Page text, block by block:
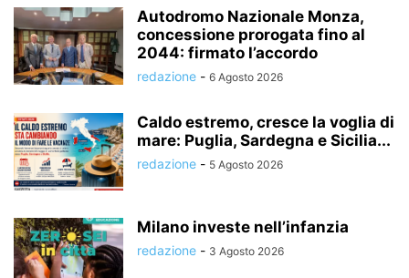
Autodromo Nazionale Monza,
concessione prorogata fino al
2044: firmato l’accordo
redazione - 6 Agosto 2026
Caldo estremo, cresce la voglia di
mare: Puglia, Sardegna e Sicilia...
redazione - 5 Agosto 2026
Milano investe nell’infanzia
redazione - 3 Agosto 2026